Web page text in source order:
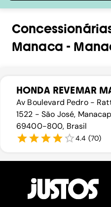
Manaca -
HONDA REVEMAR
Av Boulevard Pedro -
1522 - São José,
69400-800, Brasil
4.4 (70)